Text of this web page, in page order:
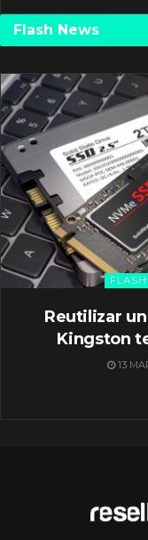
Flash News
Reutilizar
Kingston
13